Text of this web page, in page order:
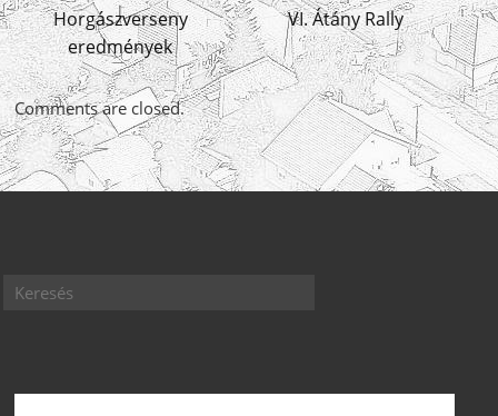
Horgászverseny
eredmények
VI. Átány Rally
Comments are closed.